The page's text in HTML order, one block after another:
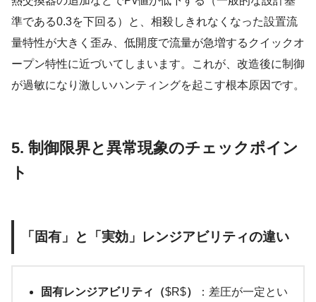
準である0.3を下回る）と、相殺しきれなくなった設置流
量特性が大きく歪み、低開度で流量が急増するクイックオ
ープン特性に近づいてしまいます。これが、改造後に制御
が過敏になり激しいハンティングを起こす根本原因です。
5. 制御限界と異常現象のチェックポイン
ト
「固有」と「実効」レンジアビリティの違い
固有レンジアビリティ（$R$）
：差圧が一定とい